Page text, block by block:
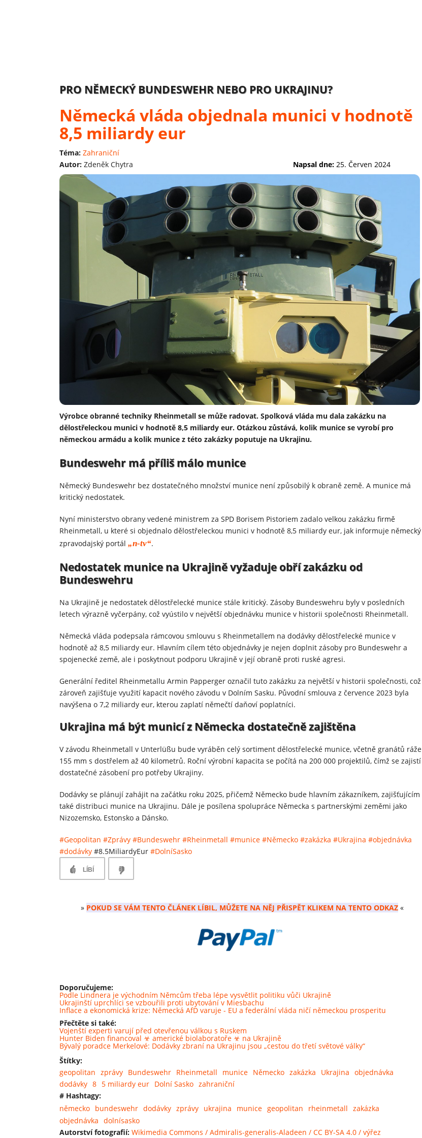
PRO NĚMECKÝ BUNDESWEHR NEBO PRO UKRAJINU?
Německá vláda objednala munici v hodnotě
8,5 miliardy eur
Téma: Zahraniční
Autor: Zdeněk Chytra Napsal dne: 25. Červen 2024
Výrobce obranné techniky Rheinmetall se může radovat. Spolková vláda mu dala zakázku na
dělostřeleckou munici v hodnotě 8,5 miliardy eur. Otázkou zůstává, kolik munice se vyrobí pro
německou armádu a kolik munice z této zakázky poputuje na Ukrajinu.
Bundeswehr má příliš málo munice
Německý Bundeswehr bez dostatečného množství munice není způsobilý k obraně země. A munice má
kritický nedostatek.
Nyní ministerstvo obrany vedené ministrem za SPD Borisem Pistoriem zadalo velkou zakázku firmě
Rheinmetall, u které si objednalo dělostřeleckou munici v hodnotě 8,5 miliardy eur, jak informuje německý
zpravodajský portál „n-tv“.
Nedostatek munice na Ukrajině vyžaduje obří zakázku od
Bundeswehru
Na Ukrajině je nedostatek dělostřelecké munice stále kritický. Zásoby Bundeswehru byly v posledních
letech výrazně vyčerpány, což vyústilo v největší objednávku munice v historii společnosti Rheinmetall.
Německá vláda podepsala rámcovou smlouvu s Rheinmetallem na dodávky dělostřelecké munice v
hodnotě až 8,5 miliardy eur. Hlavním cílem této objednávky je nejen doplnit zásoby pro Bundeswehr a
spojenecké země, ale i poskytnout podporu Ukrajině v její obraně proti ruské agresi.
Generální ředitel Rheinmetallu Armin Papperger označil tuto zakázku za největší v historii společnosti, což
zároveň zajišťuje využití kapacit nového závodu v Dolním Sasku. Původní smlouva z července 2023 byla
navýšena o 7,2 miliardy eur, kterou zaplatí němečtí daňoví poplatníci.
Ukrajina má být municí z Německa dostatečně zajištěna
V závodu Rheinmetall v Unterlüßu bude vyráběn celý sortiment dělostřelecké munice, včetně granátů ráže
155 mm s dostřelem až 40 kilometrů. Roční výrobní kapacita se počítá na 200 000 projektilů, čímž se zajistí
dostatečné zásobení pro potřeby Ukrajiny.
Dodávky se plánují zahájit na začátku roku 2025, přičemž Německo bude hlavním zákazníkem, zajišťujícím
také distribuci munice na Ukrajinu. Dále je posílena spolupráce Německa s partnerskými zeměmi jako
Nizozemsko, Estonsko a Dánsko.
#Geopolitan #Zprávy #Bundeswehr #Rheinmetall #munice #Německo #zakázka #Ukrajina #objednávka
#dodávky #8.5MiliardyEur #DolníSasko
LÍBÍ
» POKUD SE VÁM TENTO ČLÁNEK LÍBIL, MŮŽETE NA NĚJ PŘISPĚT KLIKEM NA TENTO ODKAZ «
Doporučujeme:
Podle Lindnera je východním Němcům třeba lépe vysvětlit politiku vůči Ukrajině
Ukrajinští uprchlíci se vzbouřili proti ubytování v Miesbachu
Inflace a ekonomická krize: Německá AfD varuje - EU a federální vláda ničí německou prosperitu
Přečtěte si také:
Vojenští experti varují před otevřenou válkou s Ruskem
Hunter Biden financoval ☣ americké biolaboratoře ☣ na Ukrajině
Bývalý poradce Merkelové: Dodávky zbraní na Ukrajinu jsou „cestou do třetí světové války“
Štítky:
geopolitan zprávy Bundeswehr Rheinmetall munice Německo zakázka Ukrajina objednávka
dodávky 8 5 miliardy eur Dolní Sasko zahraniční
# Hashtagy:
německo bundeswehr dodávky zprávy ukrajina munice geopolitan rheinmetall zakázka
objednávka dolnísasko
Autorství fotografií: Wikimedia Commons / Admiralis-generalis-Aladeen / CC BY-SA 4.0 / výřez